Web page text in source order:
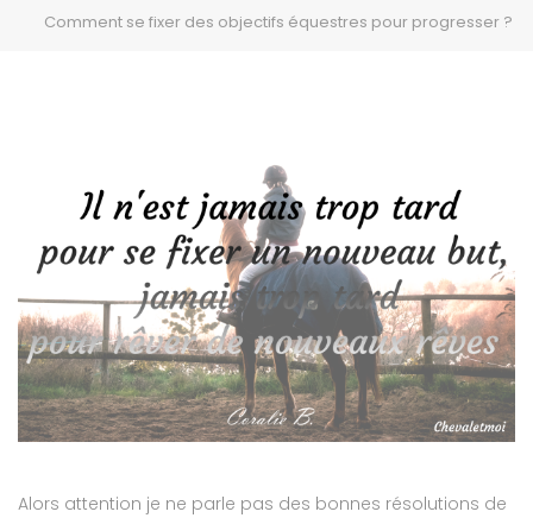
Comment se fixer des objectifs équestres pour progresser ?
Alors attention je ne parle pas des bonnes résolutions de